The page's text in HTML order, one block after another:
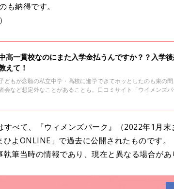
も納得です。
高一貫校なのにまた入学金払うんですか？？入学
えて！
どもが念願の私立中学・高校に進学できてホッとしたのも束の
会など想定外なことがあることも。口コミサイト「ウイメンズ
べて、『ウィメンズパーク』（2022年1月末
よONLINE」で過去に公開されたものです。
筆当時の情報であり、現在と異なる場合があ